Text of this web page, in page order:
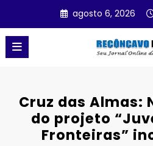
o
conteúdo
agosto 6, 2026
Cruz das Almas:
do projeto
Fronteiras”